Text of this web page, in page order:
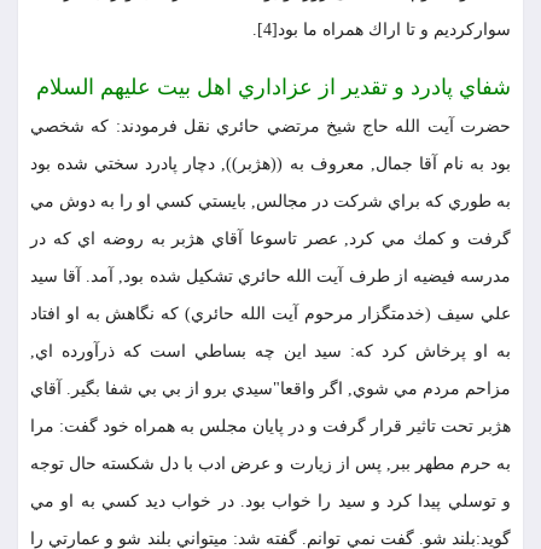
سواركرديم و تا اراك همراه ما بود[4].
شفاي پادرد و تقدير از عزاداري اهل بيت عليهم السلام
حضرت آيت الله حاج شيخ مرتضي حائري نقل فرمودند: كه شخصي
بود به نام آقا جمال, معروف به ((هژبر)), دچار پادرد سختي شده بود
به طوري كه براي شركت در مجالس, بايستي كسي او را به دوش مي
گرفت و كمك مي كرد, عصر تاسوعا آقاي هژبر به روضه اي كه در
مدرسه فيضيه از طرف آيت الله حائري تشكيل شده بود, آمد. آقا سيد
علي سيف (خدمتگزار مرحوم آيت الله حائري) كه نگاهش به او افتاد
به او پرخاش كرد كه: سيد اين چه بساطي است كه ذرآورده اي,
مزاحم مردم مي شوي, اگر واقعا"سيدي برو از بي بي شفا بگير. آقاي
هژبر تحت تاثير قرار گرفت و در پايان مجلس به همراه خود گفت: مرا
به حرم مطهر ببر, پس از زيارت و عرض ادب با دل شكسته حال توجه
و توسلي پيدا كرد و سيد را خواب بود. در خواب ديد كسي به او مي
گويد:بلند شو. گفت نمي توانم. گفته شد: مي‎تواني بلند شو و عمارتي را